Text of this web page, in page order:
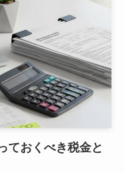
ておくべき税金と